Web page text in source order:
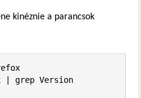
kinéznie a parancsok
| grep Version